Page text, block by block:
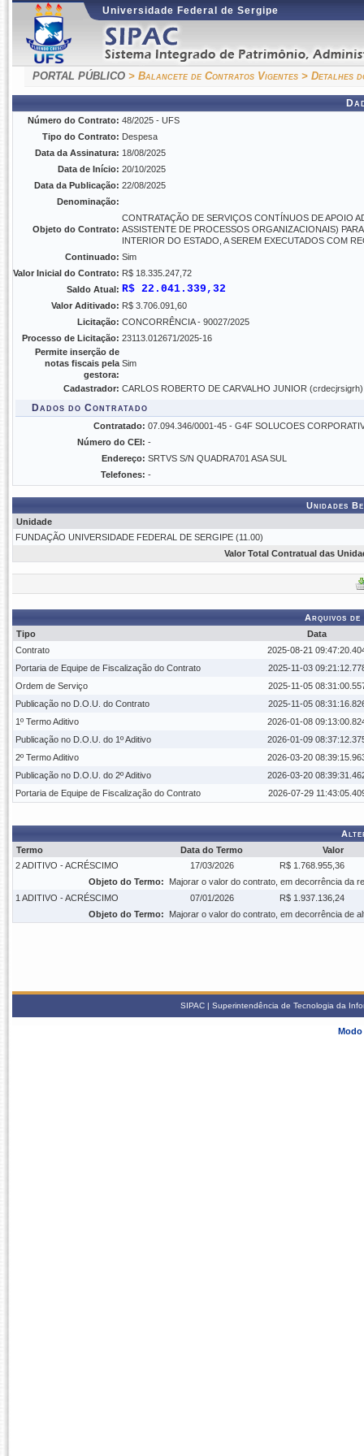
Universidade Federal de Sergipe
PORTAL PÚBLICO > Balancete de Contratos Vigentes > Detalhes
Número do Contrato: 48/2025 - UFS
Tipo do Contrato: Despesa
Data da Assinatura: 18/08/2025
Data de Início: 20/10/2025
Data da Publicação: 22/08/2025
Denominação:
Objeto do Contrato:
CONTRATAÇÃO DE SERVIÇOS CONTÍNUOS DE APOIO
ASSISTENTE DE PROCESSOS ORGANIZACIONAIS)
INTERIOR DO ESTADO, A SEREM EXECUTADOS COM
Continuado: Sim
Valor Inicial do Contrato: R$ 18.335.247,72
Saldo Atual: R$ 22.041.339,32
Valor Aditivado: R$ 3.706.091,60
Licitação: CONCORRÊNCIA - 90027/2025
Processo de Licitação: 23113.012671/2025-16
Permite inserção de
notas fiscais pela
gestora:
Sim
Cadastrador: CARLOS ROBERTO DE CARVALHO JUNIOR (crdecjrsigrh)
Dados do Contratado
Contratado: 07.094.346/0001-45 - G4F SOLUCOES
Número do CEI: -
Endereço: SRTVS S/N QUADRA701 ASA SUL
Telefones: -
Unidades
Unidade
FUNDAÇÃO UNIVERSIDADE FEDERAL DE SERGIPE (11.00)
Valor Total Contratual das
Arquivos
Tipo
Data
Contrato
2025-08-21
Portaria de Equipe de Fiscalização do Contrato
2025-11-03
Ordem de Serviço
2025-11-05
Publicação no D.O.U. do Contrato
2025-11-05
1º Termo Aditivo
2026-01-08
Publicação no D.O.U. do 1º Aditivo
2026-01-09
2º Termo Aditivo
2026-03-20
Publicação no D.O.U. do 2º Aditivo
2026-03-20
Portaria de Equipe de Fiscalização do Contrato
2026-07-29
Termo
Data do Termo
Valor
2 ADITIVO - ACRÉSCIMO
17/03/2026
R$ 1.768.955,36
Objeto do Termo:
Majorar o valor do contrato, em decorrência da
1 ADITIVO - ACRÉSCIMO
07/01/2026
R$ 1.937.136,24
Objeto do Termo:
Majorar o valor do contrato, em decorrência de
SIPAC | Superintendência de Tecnologia da
Modo